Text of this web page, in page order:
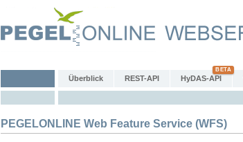
Überblick REST-API HyDAS-API
PEGELONLINE Web Feature Service (WFS)